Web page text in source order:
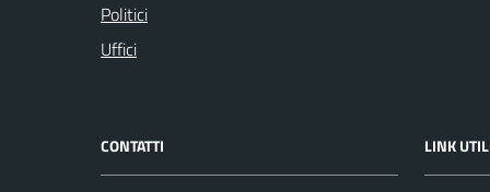
Politici
Uffici
CONTATTI LINK